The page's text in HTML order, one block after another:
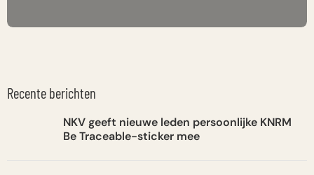
Recente berichten
NKV geeft nieuwe leden persoonlijke KNRM
Be Traceable-sticker mee